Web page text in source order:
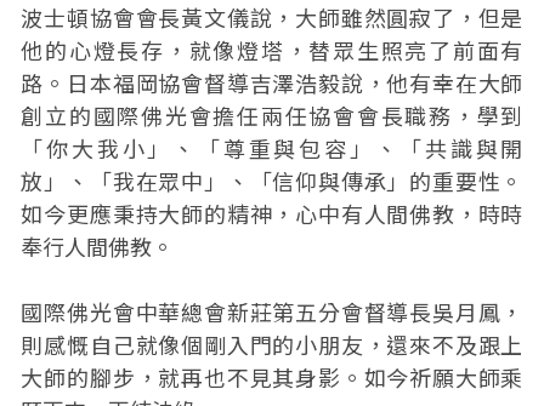
波士頓協會會長黃文儀說，大師雖然圓寂了，但是
他的心燈長存，就像燈塔，替眾生照亮了前面有
路。日本福岡協會督導吉澤浩毅說，他有幸在大師
創立的國際佛光會擔任兩任協會會長職務，學到
「你大我小」、「尊重與包容」、「共識與開
放」、「我在眾中」、「信仰與傳承」的重要性。
如今更應秉持大師的精神，心中有人間佛教，時時
奉行人間佛教。
國際佛光會中華總會新莊第五分會督導長吳月鳳，
則感慨自己就像個剛入門的小朋友，還來不及跟上
大師的腳步，就再也不見其身影。如今祈願大師乘